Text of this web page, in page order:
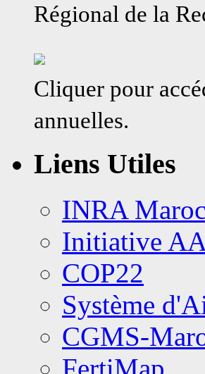
Régional de la
Cliquer pour
annuelles.
Liens Utiles
INRA Maroc
Initiative
COP22
Système
CGMS-